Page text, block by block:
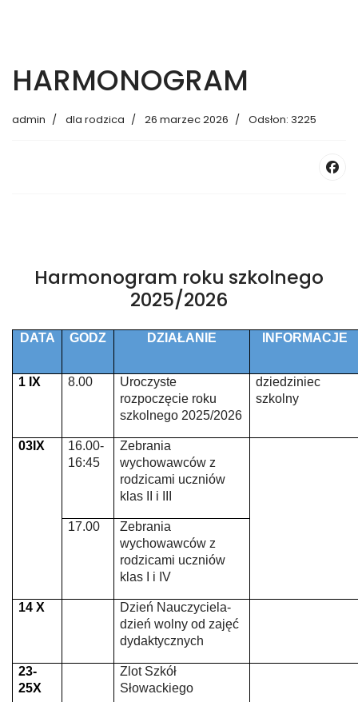
HARMONOGRAM
admin dla rodzica 26 marzec 2026 Odsłon: 3225
Harmonogram roku szkolnego
2025/2026
DATA GODZ DZIAŁANIE INFORMACJE
1 IX 8.00
Uroczyste
rozpoczęcie roku
szkolnego 2025/2026
dziedziniec
szkolny
03IX
16.00-
16:45
Zebrania
wychowawców z
rodzicami uczniów
klas II i III
17.00
Zebrania
wychowawców z
rodzicami uczniów
klas I i IV
14 X
Dzień Nauczyciela-
dzień wolny od zajęć
dydaktycznych
23-
25X
Zlot Szkół
Słowackiego